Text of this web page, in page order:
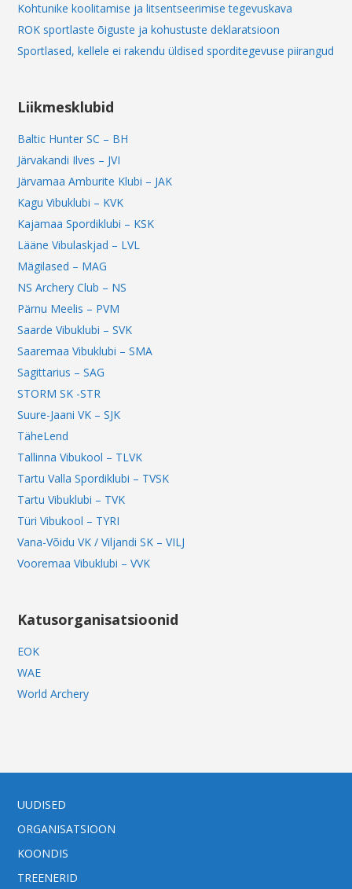
Kohtunike koolitamise ja litsentseerimise tegevuskava
ROK sportlaste õiguste ja kohustuste deklaratsioon
Sportlased, kellele ei rakendu üldised sporditegevuse piirangud
Liikmesklubid
Baltic Hunter SC – BH
Järvakandi Ilves – JVI
Järvamaa Amburite Klubi – JAK
Kagu Vibuklubi – KVK
Kajamaa Spordiklubi – KSK
Lääne Vibulaskjad – LVL
Mägilased – MAG
NS Archery Club – NS
Pärnu Meelis – PVM
Saarde Vibuklubi – SVK
Saaremaa Vibuklubi – SMA
Sagittarius – SAG
STORM SK -STR
Suure-Jaani VK – SJK
TäheLend
Tallinna Vibukool – TLVK
Tartu Valla Spordiklubi – TVSK
Tartu Vibuklubi – TVK
Türi Vibukool – TYRI
Vana-Võidu VK / Viljandi SK – VILJ
Vooremaa Vibuklubi – VVK
Katusorganisatsioonid
EOK
WAE
World Archery
UUDISED
ORGANISATSIOON
KOONDIS
TREENERID